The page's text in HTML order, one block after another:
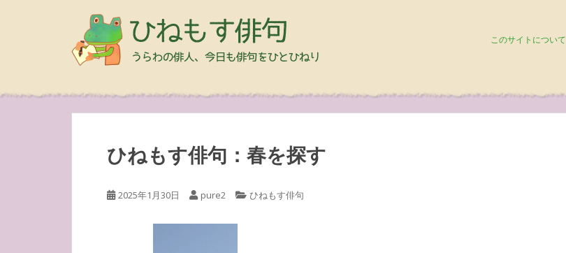
このサイトについて
ひねもす俳句：春を探す
2025年1月30日 pure2 ひねもす俳句